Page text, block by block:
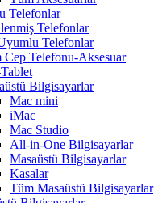
Telefonlar
Telefonlar
Telefonlar
Cep Telefonu-Aksesuar
Bilgisayarlar
Mac mini
iMac
Mac Studio
All-in-One Bilgisayarlar
Masaüstü Bilgisayarlar
Kasalar
Tüm Masaüstü Bilgisayarlar